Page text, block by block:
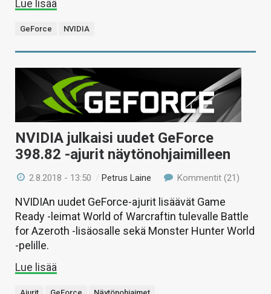
Lue lisää
GeForce NVIDIA
NVIDIA julkaisi uudet GeForce
398.82 -ajurit näytönohjaimilleen
2.8.2018 - 13:50 /Petrus Laine Kommentit (21)
NVIDIAn uudet GeForce-ajurit lisäävät Game
Ready -leimat World of Warcraftin tulevalle Battle
for Azeroth -lisäosalle sekä Monster Hunter World
-pelille.
Lue lisää